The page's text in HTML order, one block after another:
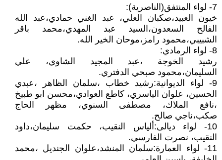
7- لواء المنتفق(الناصرية):
خيون العبيد،صكبان العلي، عبد الغني حمادي،عبد الله
الفالح السعدون،السيد عبد المهدي،محمد باقر
الشبيبي،محمود رامز،موحان الخير الله.
8- لواء الرمادي:
رشيد الخوجة ،عبد المجيد الشاوي، علي
السليمان،محمود صبحي الدفتري.
9- لواء الديوانية:رشيد خطاب ،سلمان الظاهر ،عبدي
الحسين، علوان الياسري، كاطع العوادي،محسن ابو طبيخ
،نافع الملاك، مصطفى السنوي، مظهر الحاج
صكب،ناجي صالح.
10- لواء ديالى:ألياس النقيب، حكمت سليمان،داود
النقيب، نصرت الفارسي.
11- لواء العمارة:سلمان المنشد،علوان الجنديل ،محمد